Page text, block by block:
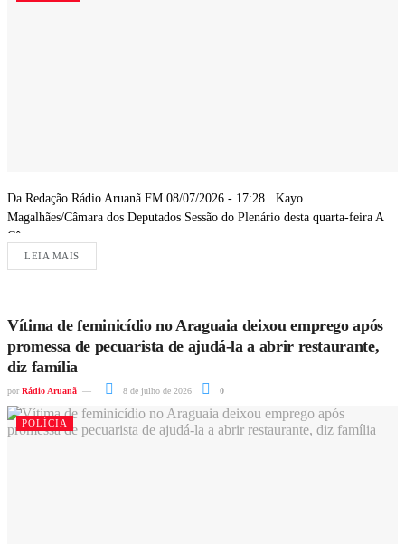
Da Redação Rádio Aruanã FM 08/07/2026 - 17:28 Kayo
Magalhães/Câmara dos Deputados Sessão do Plenário desta quarta-feira A
Câmara...
LEIA MAIS
Vítima de feminicídio no Araguaia deixou emprego após
promessa de pecuarista de ajudá-la a abrir restaurante,
diz família
por Rádio Aruanã 8 de julho de 2026 0
POLÍCIA